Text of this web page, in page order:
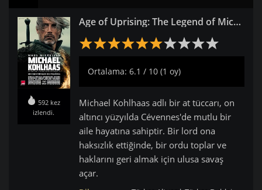
592 kez
izlendi.
Age of Uprising: The Legend of Michael Kohlhaas izle
Ortalama: 6.1 / 10 (1 oy)
Michael Kohlhaas adlı bir at tüccarı, on
altıncı yüzyılda Cévennes'de mutlu bir
aile hayatına sahiptir. Bir lord ona
haksızlık ettiğinde, bir ordu toplar ve
haklarını geri almak için ulusa savaş
açar.